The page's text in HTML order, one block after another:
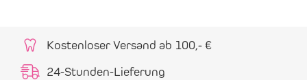
Kostenloser Versand ab 100,- €
24-Stunden-Lieferung